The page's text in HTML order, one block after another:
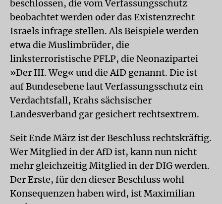
beschlossen, die vom Verfassungsschutz
beobachtet werden oder das Existenzrecht
Israels infrage stellen. Als Beispiele werden
etwa die Muslimbrüder, die
linksterroristische PFLP, die Neonazipartei
»Der III. Weg« und die AfD genannt. Die ist
auf Bundesebene laut Verfassungsschutz ein
Verdachtsfall, Krahs sächsischer
Landesverband gar gesichert rechtsextrem.
Seit Ende März ist der Beschluss rechtskräftig.
Wer Mitglied in der AfD ist, kann nun nicht
mehr gleichzeitig Mitglied in der DIG werden.
Der Erste, für den dieser Beschluss wohl
Konsequenzen haben wird, ist Maximilian